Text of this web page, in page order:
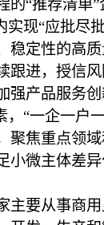
的“推荐清单”
实现“应批尽
定性的高质
跟进，授信
强产品服务
，“一企一户
聚焦重点领
小微主体差
要从事商用